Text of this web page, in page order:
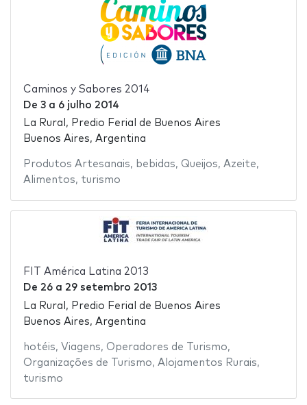
Caminos y Sabores 2014
De 3a 6 julho 2014
La Rural, Predio Ferial de Buenos Aires
Buenos Aires, Argentina
Produtos Artesanais, bebidas, Queijos, Azeite,
Alimentos, turismo
FIT América Latina 2013
De 26a 29 setembro 2013
La Rural, Predio Ferial de Buenos Aires
Buenos Aires, Argentina
hotéis, Viagens, Operadores de Turismo,
Organizações de Turismo, Alojamentos Rurais,
turismo